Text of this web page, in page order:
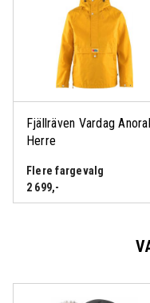
Fjällräven Vardag
Herre
Flere fargevalg
2 699,-